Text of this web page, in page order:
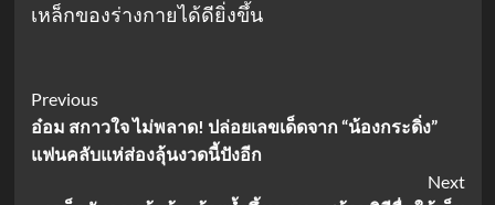
เหล็กของร่างกายได้ดียิ่งขึ้น
Post
Navigation
Previous
อ๋อม สกาวใจ ไม่พลาด! ปล่อยเลขเด็ดจาก “น้องกระดิ่ง”
แฟนคลับแห่ส่องลุ้นงวดนี้ปังอีก
Next